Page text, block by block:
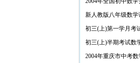
新人教版八年级数学
初三(上)第一学月考
初三(上)半期考试数
2004年重庆市中考